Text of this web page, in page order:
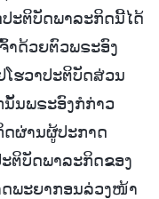
ະຕິບັດພາລະກິດນີ້ໄດ້
າດ້ວຍຕົວພຣະອົງ
ໂຮວາປະຕິບັດສ່ວນ
ນັ້ນພຣະອົງກໍກ່າວ
ດຜ່ານຜູ້ປະກາດ
ຕິບັດພາລະກິດຂອງ
ດພະຍາກອນລ່ວງໜ້າ